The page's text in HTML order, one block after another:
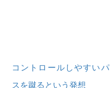
コントロールしやすいパ
スを蹴るという発想